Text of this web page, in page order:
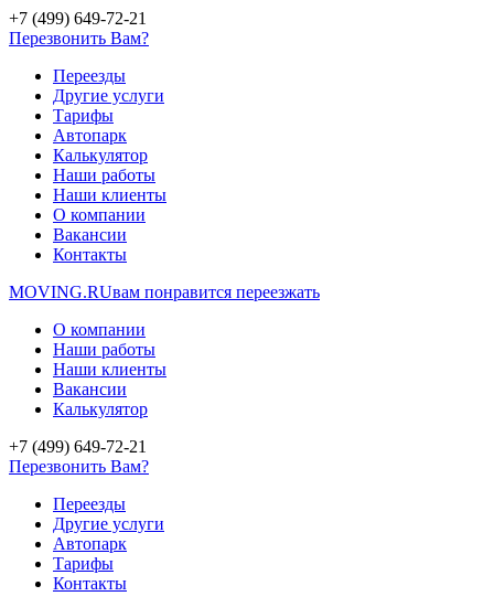
+7 (499) 649-72-21
Перезвонить Вам?
Переезды
Другие услуги
Тарифы
Автопарк
Калькулятор
Наши работы
Наши клиенты
О компании
Вакансии
Контакты
MOVING.RUвам понравится переезжать
О компании
Наши работы
Наши клиенты
Вакансии
Калькулятор
+7 (499) 649-72-21
Перезвонить Вам?
Переезды
Другие услуги
Автопарк
Тарифы
Контакты